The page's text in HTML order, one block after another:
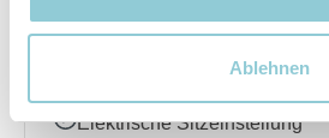
Ablehnen
Interieur – Komfort
Ambientebeleuchtung
Elektrische Sitzeinstellung